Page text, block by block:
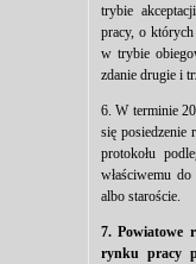
trybie
pracy, o
w trybie
zdanie drugie i
6. W terminie
się posiedzenie
protokołu
właściwemu
albo staroście.
7. Powiatowe
rynku pracy